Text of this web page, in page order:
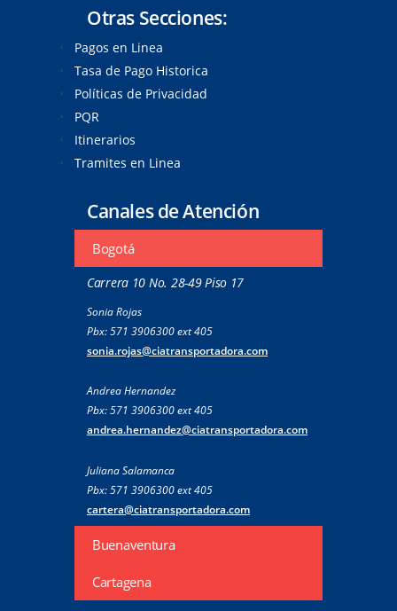
Otras Secciones:
Pagos en Linea
Tasa de Pago Historica
Políticas de Privacidad
PQR
Itinerarios
Tramites en Linea
Canales de Atención
Bogotá
Carrera 10 No. 28-49 Piso 17
Sonia Rojas
Pbx: 571 3906300 ext 405
sonia.rojas@ciatransportadora.com
Andrea Hernandez
Pbx: 571 3906300 ext 405
andrea.hernandez@ciatransportadora.com
Juliana Salamanca
Pbx: 571 3906300 ext 405
cartera@ciatransportadora.com
Buenaventura
Cartagena